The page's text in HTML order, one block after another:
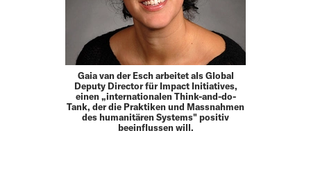
Gaia van der Esch arbeitet als Global
Deputy Director für Impact Initiatives,
einen „internationalen Think-and-do-
Tank, der die Praktiken und Massnahmen
des humanitären Systems" positiv
beeinflussen will.